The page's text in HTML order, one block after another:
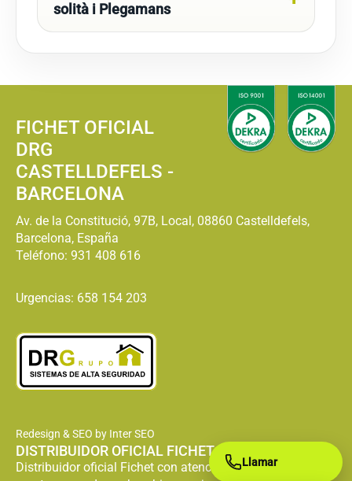
solità i Plegamans
FICHET OFICIAL
DRG
CASTELLDEFELS -
BARCELONA
Av. de la Constitució, 97B, Local, 08860 Castelldefels,
Barcelona, España
Teléfono: 931 408 616
Urgencias: 658 154 203
Redesign & SEO by Inter SEO
DISTRIBUIDOR OFICIAL FICHET
Distribuidor oficial Fichet con atención especializada en
Llamar